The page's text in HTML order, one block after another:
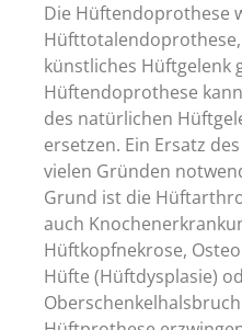
Die Hüftendoprothese
künstliches Hüftgelenk
Hüftendoprothese
des natürlichen
ersetzen. Ein Ersatz
vielen Gründen
Grund ist die
auch
Hüftkopfnekrose,
Hüfte (Hüftdysplasie)